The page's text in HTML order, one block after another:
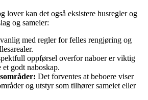
lover kan det også eksistere husregler og
og sameier:
med regler for felles rengjøring og
oppførsel overfor naboer er viktig
godt naboskap.
Det forventes at beboere viser
og utstyr som tilhører sameiet eller